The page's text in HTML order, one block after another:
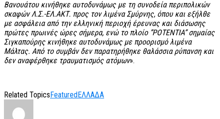
Βανουάτου κινήθηκε αυτοδυνάμως με τη συνοδεία περιπολικών
σκαφών Λ.Σ.-ΕΛ.ΑΚΤ. προς τον λιμένα Σμύρνης, όπου και εξήλθε
με ασφάλεια από την ελληνική περιοχή έρευνας και διάσωσης
πρώτες πρωινές ώρες σήμερα, ενώ το πλοίο ”POTENTIA” σημαίας
Σιγκαπούρης κινήθηκε αυτοδυνάμως με προορισμό λιμένα
Μάλτας. Από το συμβάν δεν παρατηρήθηκε θαλάσσια ρύπανση και
δεν αναφέρθηκε τραυματισμός ατόμων».
Related Topics Featured ΕΛΛΑΔΑ